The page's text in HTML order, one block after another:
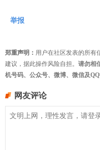
举报
郑重声明： 用户在社区发表的所有
建议，据此操作风险自担。 请勿相
机号码、公众号、微博、微信及
网友评论